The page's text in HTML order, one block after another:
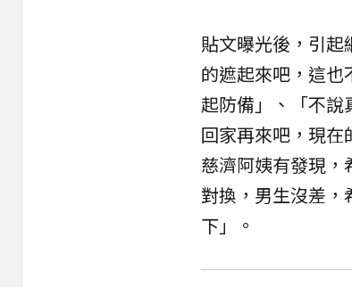
貼文曝光後，引
的遮起來吧，這
起防備」、「不
回家再來吧，現在
慈濟阿姨有發現
對換，男生沒差
下」。